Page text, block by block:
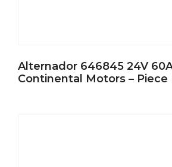
Alternador 646845 24V
Continental Motors – Piece